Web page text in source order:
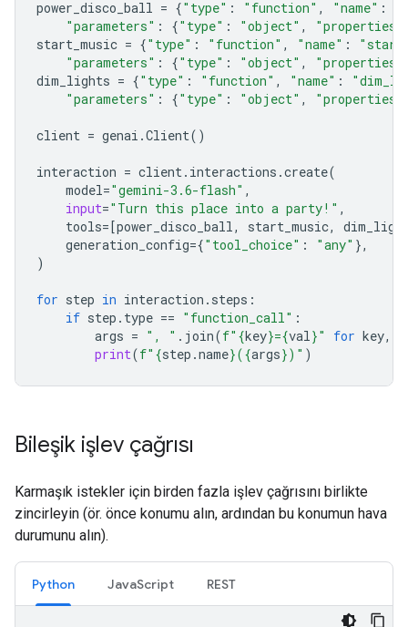
power_disco_ball = {"type" : "function" , "name" :
"parameters" : {"type" : "object" , "properties"
start_music = {"type" : "function" , "name" :
"parameters" : {"type" : "object" , "properties"
dim_lights = {"type" : "function" , "name" :
"parameters" : {"type" : "object" , "properties"
client = genai .Client()
interaction = client. interactions .create(
model="gemini-3.6-flash" ,
input="Turn this place into a party!" ,
tools= [power_disco_ball, start_music,
generation_config={"tool_choice" : "any" },
)
for step in interaction . steps :
if step . type == "function_call" :
args = ", " . join(f" {key}={val}" for key,
print(f" {step .name}({args})" )
Bileşik işlev çağrısı
Karmaşık istekler için birden fazla işlev çağrısını birlikte
zincirleyin (ör. önce konumu alın, ardından bu konumun hava
durumunu alın).
Python JavaScript REST